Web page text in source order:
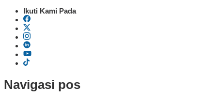
Ikuti Kami Pada
Navigasi pos